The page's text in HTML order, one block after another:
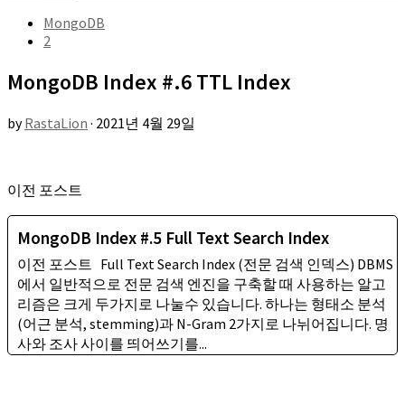
MongoDB
2
MongoDB Index #.6 TTL Index
byRastaLion · 2021년 4월 29일
이전 포스트
MongoDB Index #.5 Full Text Search Index
이전 포스트 Full Text Search Index (전문 검색 인덱스) DBMS
에서 일반적으로 전문 검색 엔진을 구축할 때 사용하는 알고
리즘은 크게 두가지로 나눌수 있습니다. 하나는 형태소 분석
(어근 분석, stemming)과 N-Gram 2가지로 나뉘어집니다. 명
사와 조사 사이를 띄어쓰기를...